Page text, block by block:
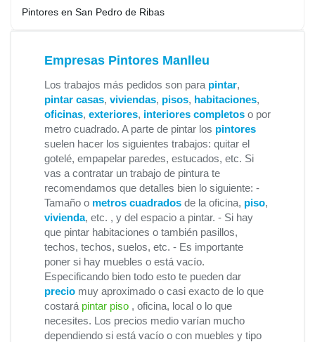
Pintores en San Pedro de Ribas
Empresas Pintores Manlleu
Los trabajos más pedidos son para pintar,
pintar casas, viviendas, pisos, habitaciones,
oficinas, exteriores, interiores completos o por
metro cuadrado. A parte de pintar los pintores
suelen hacer los siguientes trabajos: quitar el
gotelé, empapelar paredes, estucados, etc. Si
vas a contratar un trabajo de pintura te
recomendamos que detalles bien lo siguiente: -
Tamaño o metros cuadrados de la oficina, piso,
vivienda, etc. , y del espacio a pintar. - Si hay
que pintar habitaciones o también pasillos,
techos, techos, suelos, etc. - Es importante
poner si hay muebles o está vacío.
Especificando bien todo esto te pueden dar
precio muy aproximado o casi exacto de lo que
costará pintar piso , oficina, local o lo que
necesites. Los precios medio varían mucho
dependiendo si está vacío o con muebles y tipo